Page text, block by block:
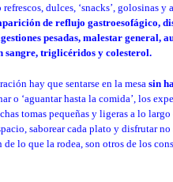
dulces, ‘snacks’, golosinas y
de reflujo gastroesofágico,
pesadas, malestar general,
sangre, triglicéridos y colesterol.
hay que sentarse en la mesa sin
o ‘aguantar hasta la comida’, los
tomas pequeñas y ligeras a lo largo
saborear cada plato y disfrutar no
lo que la rodea, son otros de los